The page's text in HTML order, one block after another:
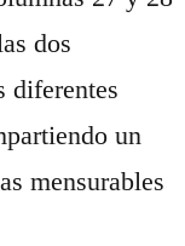
dos
diferentes
un
mensurables